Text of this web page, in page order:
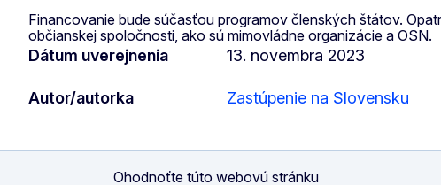
Financovanie bude súčasťou programov členských štátov.
občianskej spoločnosti, ako sú mimovládne organizácie a OSN.
Dátum uverejnenia 13. novembra 2023
Autor/autorka Zastúpenie na Slovensku
Ohodnoťte túto webovú stránku